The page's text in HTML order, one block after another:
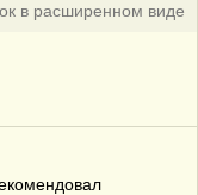
в расширенном виде